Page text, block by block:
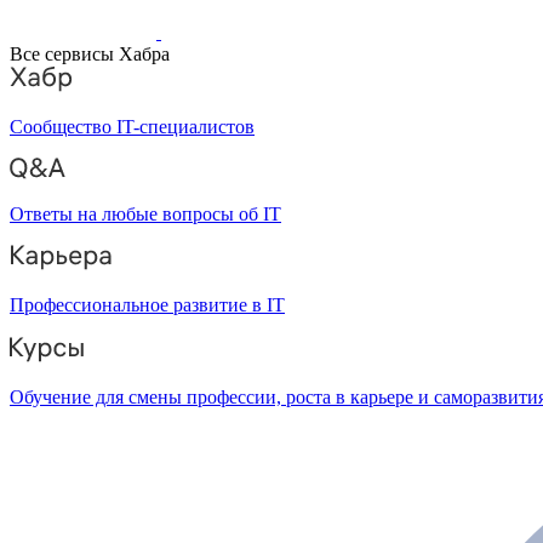
Все сервисы Хабра
Сообщество IT-специалистов
Ответы на любые вопросы об IT
Профессиональное развитие в IT
Обучение для смены профессии, роста в карьере и